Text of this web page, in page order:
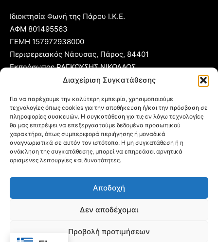
Διαχείριση Συγκατάθεσης
Για να παρέχουμε την καλύτερη εμπειρία, χρησιμοποιούμε
τεχνολογίες όπως cookies για την αποθήκευση ή/και την πρόσβαση σε
πληροφορίες συσκευών. Η συγκατάθεση για τις εν λόγω τεχνολογίες
θα μας επιτρέψει να επεξεργαστούμε δεδομένα προσωπικού
χαρακτήρα, όπως συμπεριφορά περιήγησης ή μοναδικά
αναγνωριστικά σε αυτόν τον ιστότοπο. Η μη συγκατάθεση ή η
ανάκληση της συγκατάθεσης, μπορεί να επηρεάσει αρνητικά
ορισμένες λειτουργίες και δυνατότητες.
Αποδοχή
Δεν αποδέχομαι
Προβολή προτιμήσεων
Ιδιοκτησία Φωνή της Πάρου Ι.Κ.Ε.
ΑΦΜ 801495563
ΓΕΜΗ 157972938000
Περιφερειακός Νάουσας, Πάρος, 84401
Εκπρόσωπος ΡΑΓΚΟΥΣΗΣ ΝΙΚΟΛΑΟΣ
Κ:6977 248885
E:foni@typoparos.gr(για αγγελίες:sales@typoparos.gr)
Πολιτική απορρήτου & Cookies